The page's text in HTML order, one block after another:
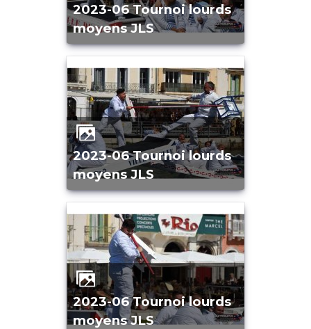
2023-06 Tournoi lourds
moyens JLS
2023-06 Tournoi lourds
moyens JLS
2023-06 Tournoi lourds
moyens JLS